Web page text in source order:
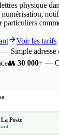
physique
Voir les tarifs
— Simple adresse
👥 30 000+ —
Poste